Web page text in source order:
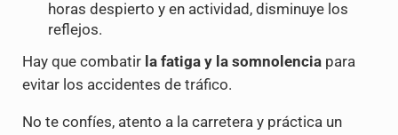
horas despierto y en actividad, disminuye los
reflejos.
Hay que combatir la fatiga y la somnolenciapara
evitar los accidentes de tráfico.
No te confíes, atento a la carretera y práctica un